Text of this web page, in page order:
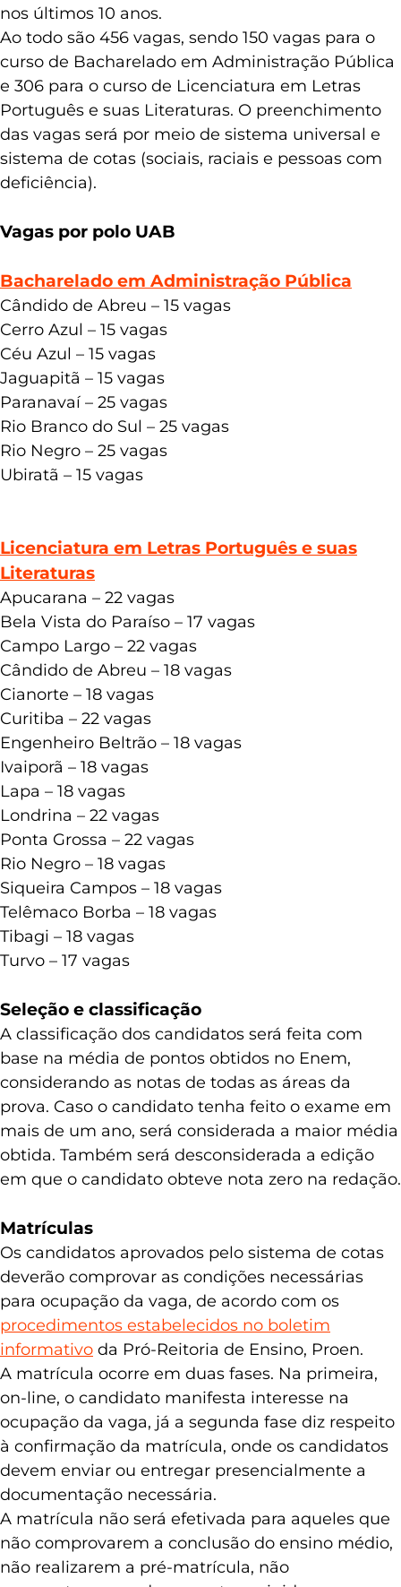
nos últimos 10 anos.
Ao todo são 456 vagas, sendo 150 vagas para o
curso de Bacharelado em Administração Pública
e 306 para o curso de Licenciatura em Letras
Português e suas Literaturas. O preenchimento
das vagas será por meio de sistema universal e
sistema de cotas (sociais, raciais e pessoas com
deficiência).
Vagas por polo UAB
Bacharelado em Administração Pública
Cândido de Abreu – 15 vagas
Cerro Azul – 15 vagas
Céu Azul – 15 vagas
Jaguapitã – 15 vagas
Paranavaí – 25 vagas
Rio Branco do Sul – 25 vagas
Rio Negro – 25 vagas
Ubiratã – 15 vagas
Licenciatura em Letras Português e suas
Literaturas
Apucarana – 22 vagas
Bela Vista do Paraíso – 17 vagas
Campo Largo – 22 vagas
Cândido de Abreu – 18 vagas
Cianorte – 18 vagas
Curitiba – 22 vagas
Engenheiro Beltrão – 18 vagas
Ivaiporã – 18 vagas
Lapa – 18 vagas
Londrina – 22 vagas
Ponta Grossa – 22 vagas
Rio Negro – 18 vagas
Siqueira Campos – 18 vagas
Telêmaco Borba – 18 vagas
Tibagi – 18 vagas
Turvo – 17 vagas
Seleção e classificação
A classificação dos candidatos será feita com
base na média de pontos obtidos no Enem,
considerando as notas de todas as áreas da
prova. Caso o candidato tenha feito o exame em
mais de um ano, será considerada a maior média
obtida. Também será desconsiderada a edição
em que o candidato obteve nota zero na redação.
Matrículas
Os candidatos aprovados pelo sistema de cotas
deverão comprovar as condições necessárias
para ocupação da vaga, de acordo com os
procedimentos estabelecidos no boletim
informativo da Pró-Reitoria de Ensino, Proen.
A matrícula ocorre em duas fases. Na primeira,
on-line, o candidato manifesta interesse na
ocupação da vaga, já a segunda fase diz respeito
à confirmação da matrícula, onde os candidatos
devem enviar ou entregar presencialmente a
documentação necessária.
A matrícula não será efetivada para aqueles que
não comprovarem a conclusão do ensino médio,
não realizarem a pré-matrícula, não